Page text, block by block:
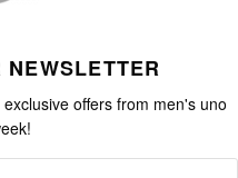
offers from men's uno